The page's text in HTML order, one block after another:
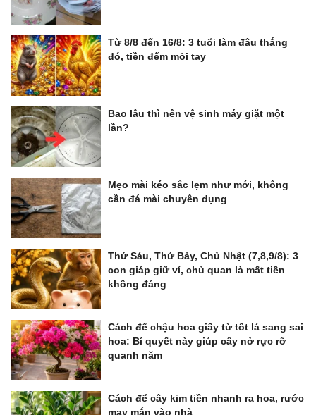
Từ 8/8 đến 16/8: 3 tuổi làm đâu thắng
đó, tiền đếm mỏi tay
Bao lâu thì nên vệ sinh máy giặt một
lần?
Mẹo mài kéo sắc lẹm như mới, không
cần đá mài chuyên dụng
Thứ Sáu, Thứ Bảy, Chủ Nhật (7,8,9/8): 3
con giáp giữ ví, chủ quan là mất tiền
không đáng
Cách để chậu hoa giấy từ tốt lá sang sai
hoa: Bí quyết này giúp cây nở rực rỡ
quanh năm
Cách để cây kim tiền nhanh ra hoa, rước
may mắn vào nhà